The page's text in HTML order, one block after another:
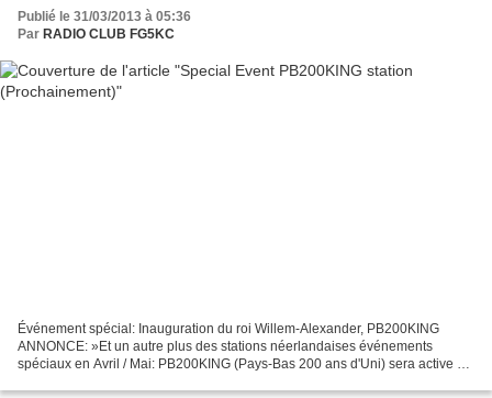
Publié le 31/03/2013 à 05:36
Par RADIO CLUB FG5KC
Événement spécial: Inauguration du roi Willem-Alexander, PB200KING
ANNONCE: »Et un autre plus des stations néerlandaises événements
spéciaux en Avril / Mai: PB200KING (Pays-Bas 200 ans d'Uni) sera active en